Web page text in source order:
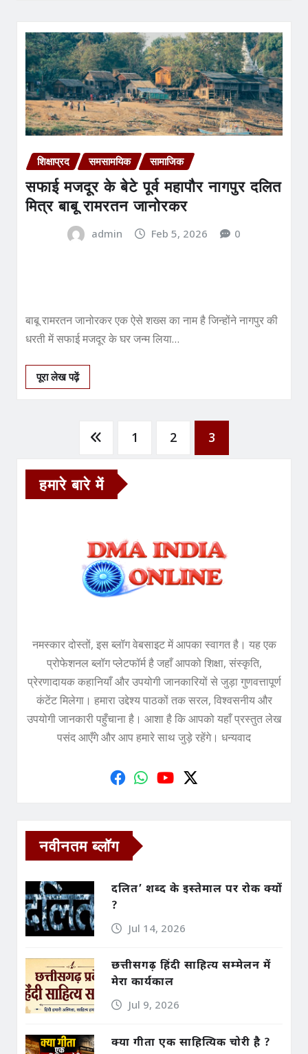
शिक्षाप्रद समसामयिक सामाजिक
सफाई मजदूर के बेटे पूर्व महापौर नागपुर दलित
मित्र बाबू रामरतन जानोरकर
admin Feb 5, 2026 0
बाबू रामरतन जानोरकर एक ऐसे शख्स का नाम है जिन्होंने नागपुर की
धरती में सफाई मजदूर के घर जन्म लिया…
पूरा लेख पढ़ें
pagination
1 2 3
हमारे बारे में
नमस्कार दोस्तों, इस ब्लॉग वेबसाइट में आपका स्वागत है। यह एक
प्रोफेशनल ब्लॉग प्लेटफॉर्म है जहाँ आपको शिक्षा, संस्कृति,
प्रेरणादायक कहानियाँ और उपयोगी जानकारियों से जुड़ा गुणवत्तापूर्ण
कंटेंट मिलेगा। हमारा उद्देश्य पाठकों तक सरल, विश्वसनीय और
उपयोगी जानकारी पहुँचाना है। आशा है कि आपको यहाँ प्रस्तुत लेख
पसंद आएँगे और आप हमारे साथ जुड़े रहेंगे। धन्यवाद
नवीनतम ब्लॉग
दलित’ शब्द के इस्तेमाल पर रोक क्यों
?
Jul 14, 2026
छत्तीसगढ़ हिंदी साहित्य सम्मेलन में
मेरा कार्यकाल
Jul 9, 2026
क्या गीता एक साहित्यिक चोरी है ?